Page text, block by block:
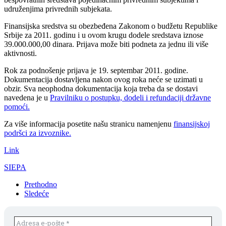
udruženjima privrednih subjekata.
Finansijska sredstva su obezbeđena Zakonom o budžetu Republike
Srbije za 2011. godinu i u ovom krugu dodele sredstava iznose
39.000.000,00 dinara. Prijava može biti podneta za jednu ili više
aktivnosti.
Rok za podnošenje prijava je 19. septembar 2011. godine.
Dokumentacija dostavljena nakon ovog roka neće se uzimati u
obzir. Sva neophodna dokumentacija koja treba da se dostavi
navedena je u Pravilniku o postupku, dodeli i refundaciji državne
pomoći.
Za više informacija posetite našu stranicu namenjenu finansijskoj
podršci za izvoznike.
Link
SIEPA
Prethodno
Sledeće